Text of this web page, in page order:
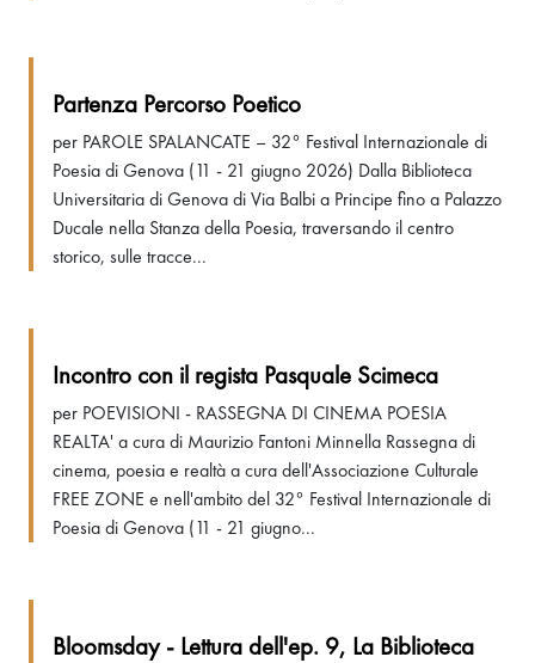
Partenza Percorso Poetico
per PAROLE SPALANCATE – 32° Festival Internazionale di
Poesia di Genova (11 - 21 giugno 2026) Dalla Biblioteca
Universitaria di Genova di Via Balbi a Principe fino a Palazzo
Ducale nella Stanza della Poesia, traversando il centro
storico, sulle tracce...
Incontro con il regista Pasquale Scimeca
per POEVISIONI - RASSEGNA DI CINEMA POESIA
REALTA' a cura di Maurizio Fantoni Minnella Rassegna di
cinema, poesia e realtà a cura dell'Associazione Culturale
FREE ZONE e nell'ambito del 32° Festival Internazionale di
Poesia di Genova (11 - 21 giugno...
Bloomsday - Lettura dell'ep. 9, La Biblioteca